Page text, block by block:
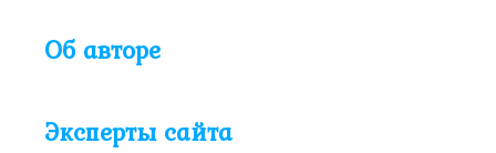
Об авторе
Эксперты сайта